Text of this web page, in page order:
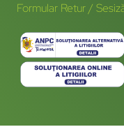
Formular Retur /